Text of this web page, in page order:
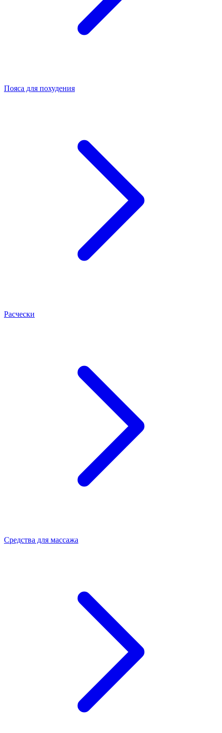
Пояса для похудения
Расчески
Средства для массажа